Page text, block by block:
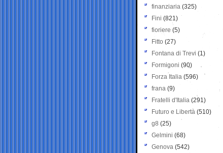
finanziaria (325)
Fini (821)
fioriere (5)
Fitto (27)
Fontana di Trevi (1)
Formigoni (90)
Forza Italia (596)
frana (9)
Fratelli d'Italia (291)
Futuro e Libertà (510)
g8 (25)
Gelmini (68)
Genova (542)